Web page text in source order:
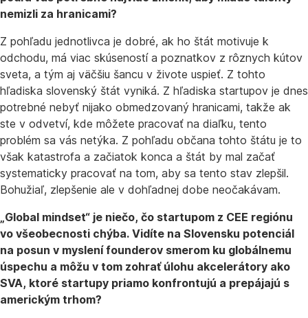
nemizli za hranicami?
Z pohľadu jednotlivca je dobré, ak ho štát motivuje k
odchodu, má viac skúseností a poznatkov z rôznych kútov
sveta, a tým aj väčšiu šancu v živote uspieť. Z tohto
hľadiska slovenský štát vyniká. Z hľadiska startupov je dnes
potrebné nebyť nijako obmedzovaný hranicami, takže ak
ste v odvetví, kde môžete pracovať na diaľku, tento
problém sa vás netýka. Z pohľadu občana tohto štátu je to
však katastrofa a začiatok konca a štát by mal začať
systematicky pracovať na tom, aby sa tento stav zlepšil.
Bohužiaľ, zlepšenie ale v dohľadnej dobe neočakávam.
„Global mindset“ je niečo, čo startupom z CEE regiónu
vo všeobecnosti chýba. Vidíte na Slovensku potenciál
na posun v myslení founderov smerom ku globálnemu
úspechu a môžu v tom zohrať úlohu akcelerátory ako
SVA, ktoré startupy priamo konfrontujú a prepájajú s
americkým trhom?